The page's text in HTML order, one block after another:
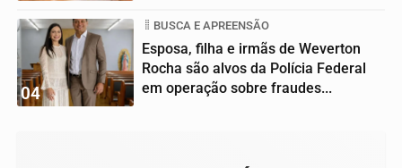
04
BUSCA E APREENSÃO
Esposa, filha e irmãs de Weverton
Rocha são alvos da Polícia Federal
em operação sobre fraudes...